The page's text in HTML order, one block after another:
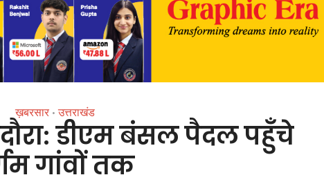
ख़बरसार • उत्तराखंड
दौरा: डीएम बंसल पैदल पहुँचे
गांवों तक